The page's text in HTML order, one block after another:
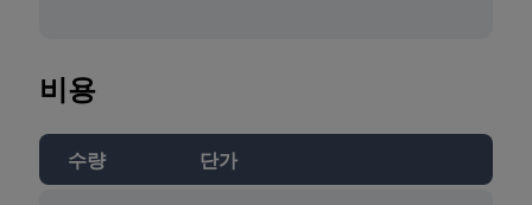
비용
수량 단가